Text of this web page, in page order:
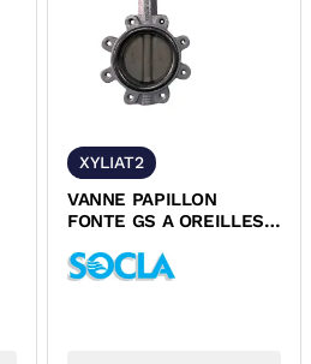
XYLIAT2
VANNE PAPILLON
FONTE GS A OREILLES
SOCLA